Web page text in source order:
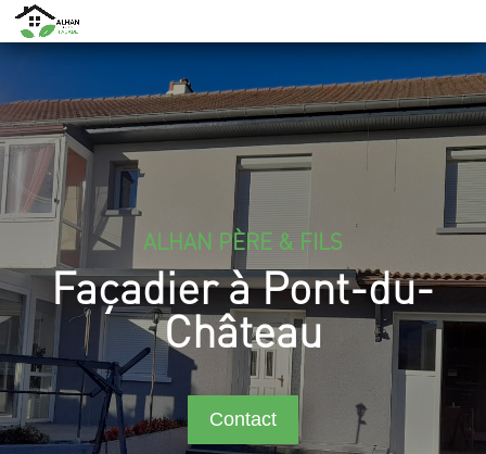
ALHAN PÈRE & FILS
Façadier à Pont-du-
Château
Contact